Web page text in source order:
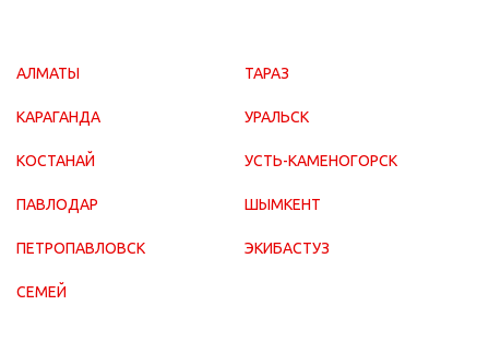
АЛМАТЫ
КАРАГАНДА
КОСТАНАЙ
ПАВЛОДАР
ПЕТРОПАВЛОВСК
СЕМЕЙ
ТАРАЗ
УРАЛЬСК
УСТЬ-КАМЕНОГОРСК
ШЫМКЕНТ
ЭКИБАСТУЗ